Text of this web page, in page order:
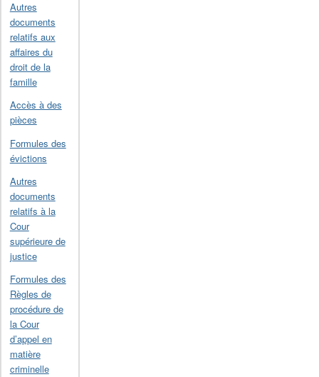
Autres
documents
relatifs aux
affaires du
droit de la
famille
Accès à des
pièces
Formules des
évictions
Autres
documents
relatifs à la
Cour
supérieure de
justice
Formules des
Règles de
procédure de
la Cour
d’appel en
matière
criminelle